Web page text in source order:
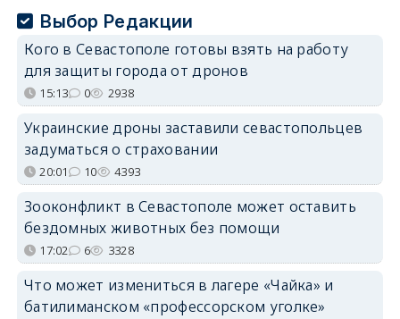
Выбор Редакции
Кого в Севастополе готовы взять на работу
для защиты города от дронов
15:13 0 2938
Украинские дроны заставили севастопольцев
задуматься о страховании
20:01 10 4393
Зооконфликт в Севастополе может оставить
бездомных животных без помощи
17:02 6 3328
Что может измениться в лагере «Чайка» и
батилиманском «профессорском уголке»